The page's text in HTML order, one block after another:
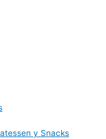
y Snacks